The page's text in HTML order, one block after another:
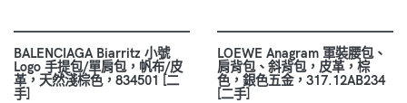
BALENCIAGA Biarritz 小號
Logo 手提包/單肩包，帆布/皮
革，天然淺棕色，834501 [二
手]
LOEWE Anagram 軍裝腰包、
肩背包、斜背包，皮革，棕
色，銀色五金，317.12AB234
[二手]